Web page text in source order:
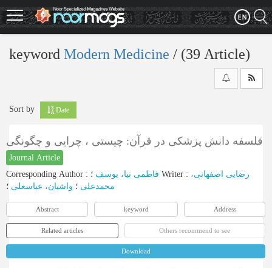
Skip
to
main
keyword Modern Medicine ‎/ (39 Article)
Sort by Date
فلسفه دانش پزشکی در قرآن: چیستی ، چرایی و چگونگی
Journal Article
Corresponding Author : فاطمی نیا، یوسف Writer : رضایی اصفهانی،
محمدعلی ؛ واشیان، عباسعلی ؛
Abstract keyword Address
Related articles Others recommend to see
Download